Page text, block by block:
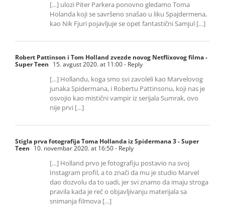
[…] ulozi Piter Parkera ponovno gledamo Toma
Holanda koji se savršeno snašao u liku Spajdermena,
kao Nik Fjuri pojavljuje se opet fantastični Samjul […]
Robert Pattinson i Tom Holland zvezde novog Netflixovog filma -
Super Teen 15. avgust 2020. at 11:00- Reply
[…] Hollandu, koga smo svi zavoleli kao Marvelovog
junaka Spidermana, i Robertu Pattinsonu, koji nas je
osvojio kao mistični vampir iz serijala Sumrak, ovo
nije prvi […]
Stigla prva fotografija Toma Hollanda iz Spidermana 3 - Super
Teen 10. novembar 2020. at 16:50- Reply
[…] Holland prvo je fotografiju postavio na svoj
Instagram profil, a to znači da mu je studio Marvel
dao dozvolu da to uadi, jer svi znamo da imaju stroga
pravila kada je reč o objavljivanju materijala sa
snimanja filmova […]